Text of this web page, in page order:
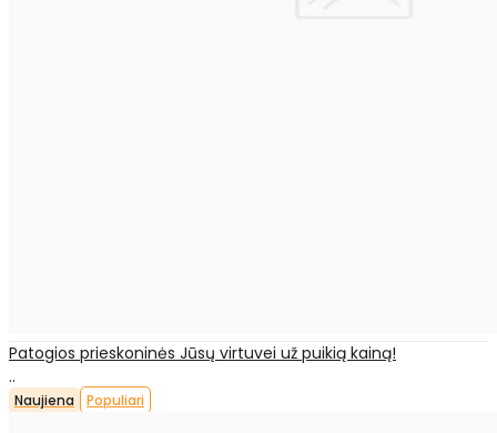
Patogios prieskoninės Jūsų virtuvei už puikią kainą!
..
Naujiena Populiari